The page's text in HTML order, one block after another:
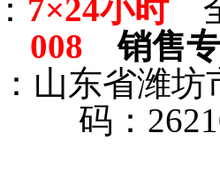
7×24小时全
008销售
山东省潍坊
码：